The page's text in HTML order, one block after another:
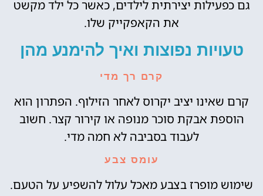
גם כפעילות יצירתית לילדים, כאשר כל ילד מקשט
את הקאפקייק שלו.
טעויות נפוצות ואיך להימנע מהן
קרם רך מדי
קרם שאינו יציב יקרוס לאחר הזילוף. הפתרון הוא
הוספת אבקת סוכר מנופה או קירור קצר. חשוב
לעבוד בסביבה לא חמה מדי.
עומס צבע
שימוש מופרז בצבע מאכל עלול להשפיע על הטעם.